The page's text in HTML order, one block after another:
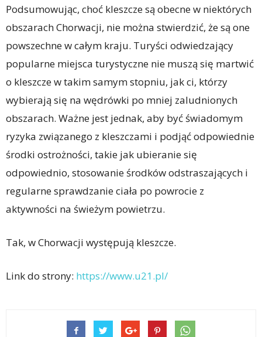
Podsumowując, choć kleszcze są obecne w niektórych
obszarach Chorwacji, nie można stwierdzić, że są one
powszechne w całym kraju. Turyści odwiedzający
popularne miejsca turystyczne nie muszą się martwić
o kleszcze w takim samym stopniu, jak ci, którzy
wybierają się na wędrówki po mniej zaludnionych
obszarach. Ważne jest jednak, aby być świadomym
ryzyka związanego z kleszczami i podjąć odpowiednie
środki ostrożności, takie jak ubieranie się
odpowiednio, stosowanie środków odstraszających i
regularne sprawdzanie ciała po powrocie z
aktywności na świeżym powietrzu.
Tak, w Chorwacji występują kleszcze.
Link do strony: https://www.u21.pl/